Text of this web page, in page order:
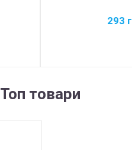
293
Топ товари